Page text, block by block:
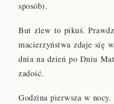
sposób).
But zlew to pikuś.
macierzyństwa zdaje się
dnia na dzień po Dniu
zadość.
Godzina pierwsza w